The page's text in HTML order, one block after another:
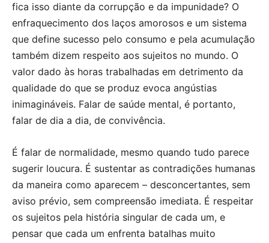
fica isso diante da corrupção e da impunidade? O
enfraquecimento dos laços amorosos e um sistema
que define sucesso pelo consumo e pela acumulação
também dizem respeito aos sujeitos no mundo. O
valor dado às horas trabalhadas em detrimento da
qualidade do que se produz evoca angústias
inimagináveis. Falar de saúde mental, é portanto,
falar de dia a dia, de convivência.
É falar de normalidade, mesmo quando tudo parece
sugerir loucura. É sustentar as contradições humanas
da maneira como aparecem – desconcertantes, sem
aviso prévio, sem compreensão imediata. É respeitar
os sujeitos pela história singular de cada um, e
pensar que cada um enfrenta batalhas muito